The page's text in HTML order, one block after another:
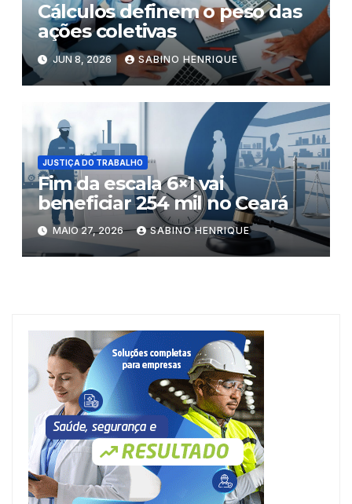
Cálculos definem o peso das
ações coletivas
JUN 8, 2026 SABINO HENRIQUE
JUSTIÇA DO TRABALHO
Fim da escala 6×1 vai
beneficiar 254 mil no Ceará
MAIO 27, 2026 SABINO HENRIQUE